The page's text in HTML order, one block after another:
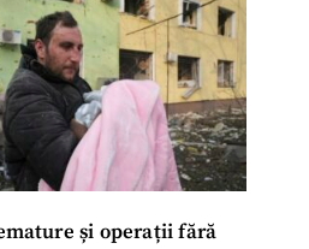
și operații fără